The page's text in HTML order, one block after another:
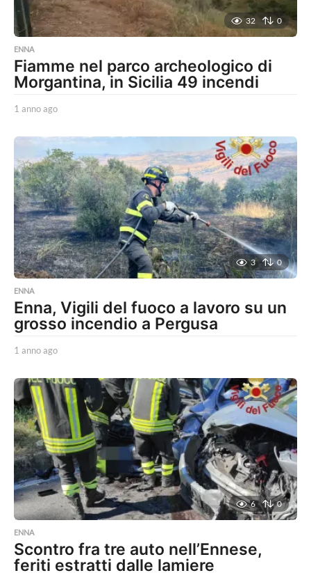
32 0
ENNA
Fiamme nel parco archeologico di
Morgantina, in Sicilia 49 incendi
1 anno ago
n
n
o
a
g
o
3 0
ENNA
Enna, Vigili del fuoco a lavoro su un
grosso incendio a Pergusa
1 anno ago
n
n
o
a
g
o
6 0
ENNA
Scontro fra tre auto nell’Ennese,
feriti estratti dalle lamiere